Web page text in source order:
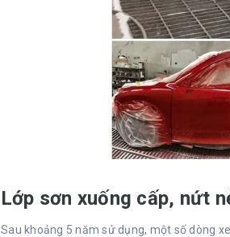
Lớp sơn xuống cấp, nứt
Sau khoảng 5 năm sử dụng, một số dòng